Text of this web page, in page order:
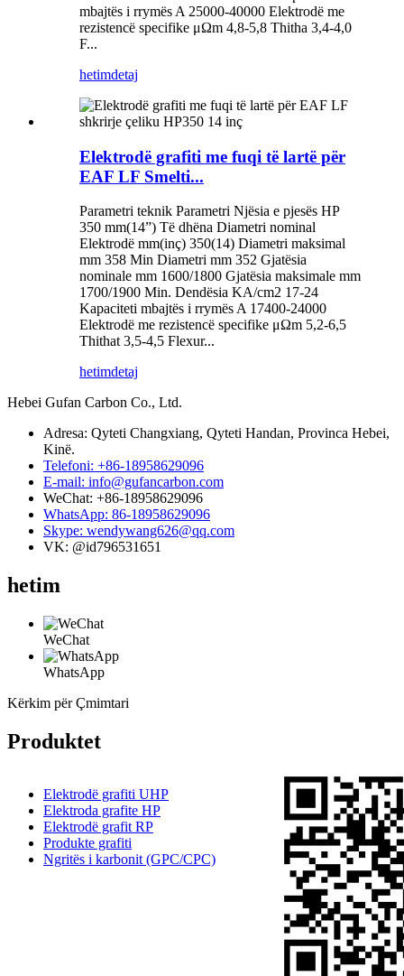
mbajtës i rrymës A 25000-40000 Elektrodë me
rezistencë specifike μΩm 4,8-5,8 Thitha 3,4-4,0
F...
hetimdetaj
Elektrodë grafiti me fuqi të lartë për
EAF LF Smelti...
Parametri teknik Parametri Njësia e pjesës HP
350 mm(14”) Të dhëna Diametri nominal
Elektrodë mm(inç) 350(14) Diametri maksimal
mm 358 Min Diametri mm 352 Gjatësia
nominale mm 1600/1800 Gjatësia maksimale mm
1700/1900 Min. Dendësia KA/cm2 17-24
Kapaciteti mbajtës i rrymës A 17400-24000
Elektrodë me rezistencë specifike μΩm 5,2-6,5
Thithat 3,5-4,5 Flexur...
hetimdetaj
Hebei Gufan Carbon Co., Ltd.
Adresa: Qyteti Changxiang, Qyteti Handan, Provinca Hebei,
Kinë.
Telefoni: +86-18958629096
E-mail: info@gufancarbon.com
WeChat: +86-18958629096
WhatsApp: 86-18958629096
Skype: wendywang626@qq.com
VK: @id796531651
hetim
WeChat
WhatsApp
Kërkim për Çmimtari
Produktet
Elektrodë grafiti UHP
Elektroda grafite HP
Elektrodë grafit RP
Produkte grafiti
Ngritës i karbonit (GPC/CPC)